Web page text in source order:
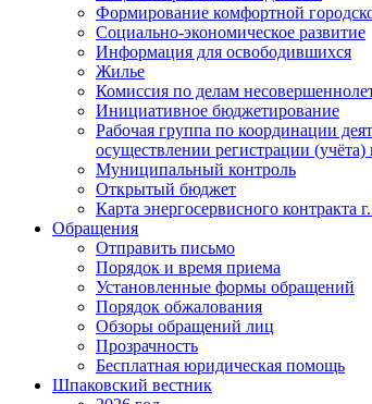
Формирование комфортной
Социально-экономическое развитие
Информация для освободившихся
Жилье
Комиссия по делам
Инициативное бюджетирование
Рабочая группа по координации
осуществлении регистрации (учёта)
Муниципальный контроль
Открытый бюджет
Карта энергосервисного контракта
Обращения
Отправить письмо
Порядок и время приема
Установленные формы обращений
Порядок обжалования
Обзоры обращений лиц
Прозрачность
Бесплатная юридическая помощь
Шпаковский вестник